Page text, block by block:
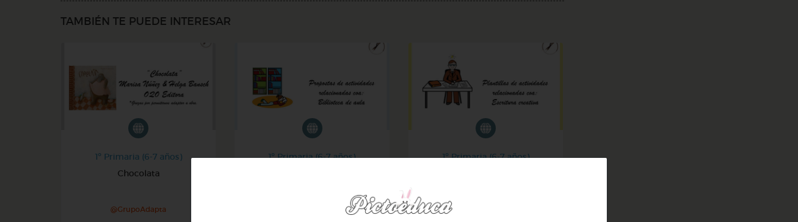
TAMBIÉN TE PUEDE INTERESAR
1º Primaria (6-7 años)
Chocolata
@GrupoAdapta
1º Primaria (6-7 años)
1º Primaria (6-7 años)